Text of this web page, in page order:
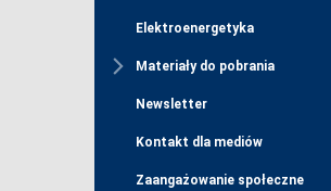
Elektroenergetyka
Materiały do pobrania
Newsletter
Kontakt dla mediów
Zaangażowanie społeczne